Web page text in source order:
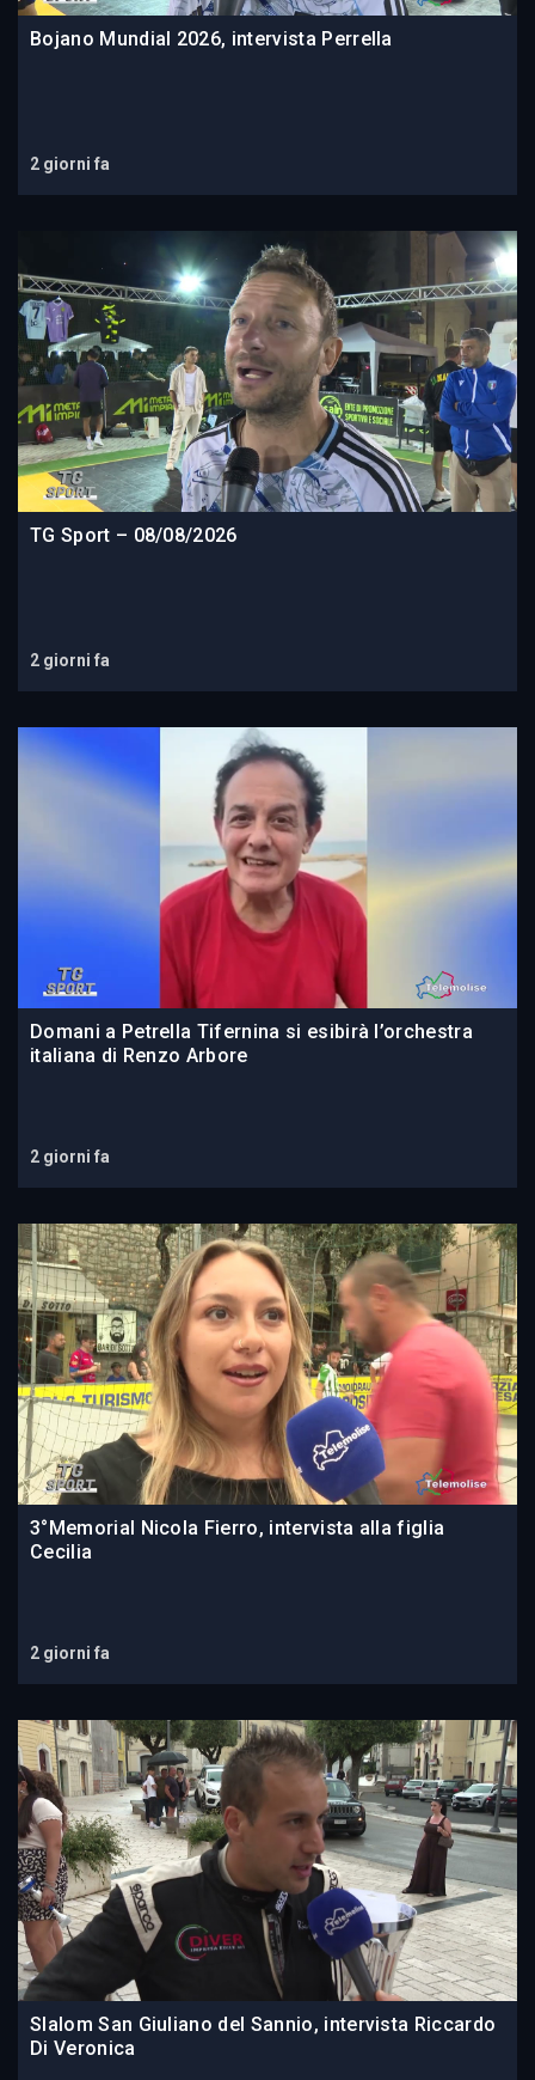
Bojano Mundial 2026, intervista Perrella
2 giorni fa
TG Sport – 08/08/2026
2 giorni fa
Domani a Petrella Tifernina si esibirà l’orchestra
italiana di Renzo Arbore
2 giorni fa
3°Memorial Nicola Fierro, intervista alla figlia
Cecilia
2 giorni fa
Slalom San Giuliano del Sannio, intervista Riccardo
Di Veronica